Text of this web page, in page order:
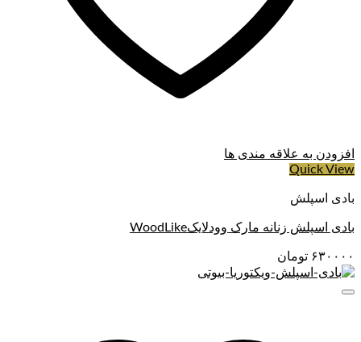
افزودن به علاقه مندی ها
Quick View
بادی اسپلش
بادی اسپلش زنانه مارک وودلایکWoodLike
۶۳۰۰۰۰ تومان